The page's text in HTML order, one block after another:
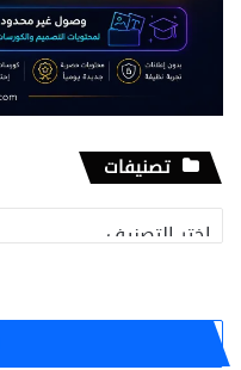
تصنيفات
تصنيفات